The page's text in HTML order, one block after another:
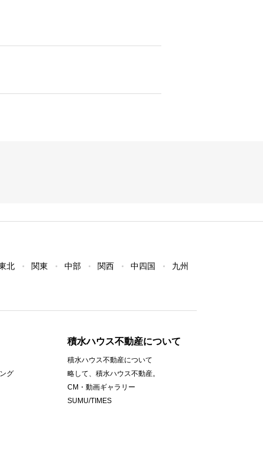
北 関東 中部 関西 中四国 九州
グ
積水ハウス不動産について
積水ハウス不動産について
略して、積水ハウス不動産。
CM・動画ギャラリー
SUMU/TIMES